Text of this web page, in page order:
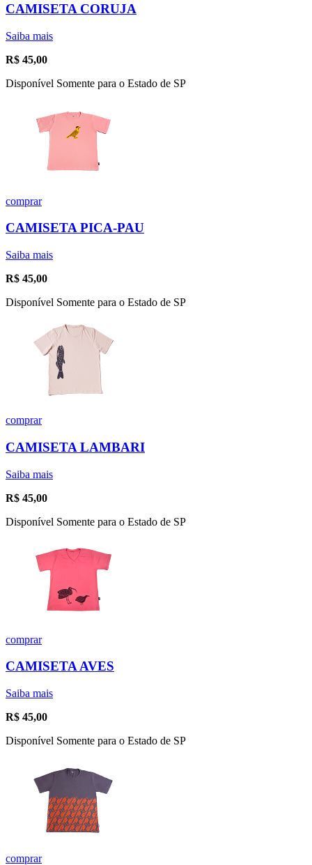
CAMISETA CORUJA
Saiba mais
R$ 45,00
Disponível Somente para o Estado de SP
comprar
CAMISETA PICA-PAU
Saiba mais
R$ 45,00
Disponível Somente para o Estado de SP
comprar
CAMISETA LAMBARI
Saiba mais
R$ 45,00
Disponível Somente para o Estado de SP
comprar
CAMISETA AVES
Saiba mais
R$ 45,00
Disponível Somente para o Estado de SP
comprar